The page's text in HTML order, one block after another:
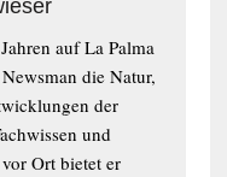
auf La Palma
die Natur,
der
und
Ort bietet er